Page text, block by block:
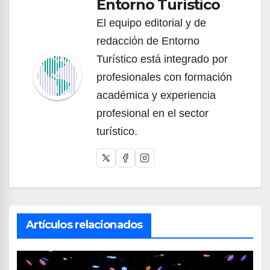
Entorno Turístico
El equipo editorial y de
redacción de Entorno
Turístico está integrado por
profesionales con formación
académica y experiencia
profesional en el sector
turístico.
Artículos relacionados